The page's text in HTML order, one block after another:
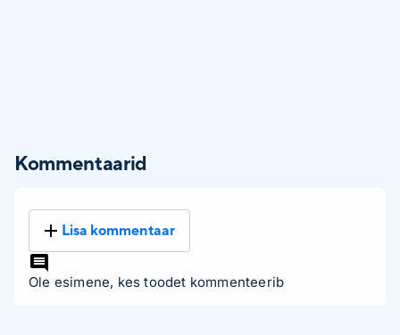
Kommentaarid
Lisa kommentaar
Ole esimene, kes toodet kommenteerib